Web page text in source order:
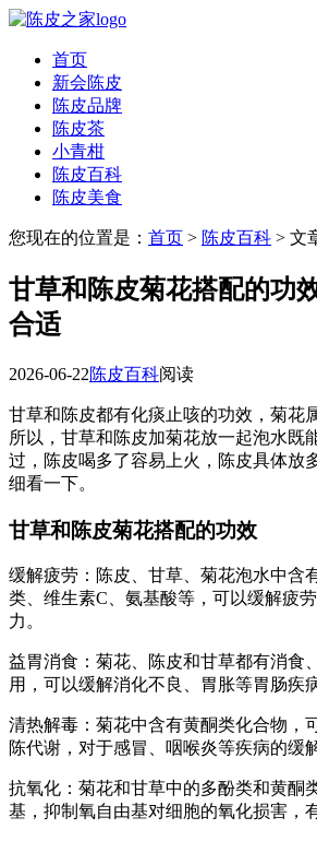
首页
新会陈皮
陈皮品牌
陈皮茶
小青柑
陈皮百科
陈皮美食
您现在的位置是： 首页 > 陈皮百科 > 文
甘草和陈皮菊花搭配的功
合适
2026-06-22陈皮百科阅读
甘草和陈皮都有化痰止咳的功效，菊花
所以，甘草和陈皮加菊花放一起泡水既
过，陈皮喝多了容易上火，陈皮具体放
细看一下。
甘草和陈皮菊花搭配的功效
缓解疲劳：陈皮、甘草、菊花泡水中含
类、维生素C、氨基酸等，可以缓解疲
力。
益胃消食：菊花、陈皮和甘草都有消食
用，可以缓解消化不良、胃胀等胃肠疾病
清热解毒：菊花中含有黄酮类化合物，
陈代谢，对于感冒、咽喉炎等疾病的缓
抗氧化：菊花和甘草中的多酚类和黄酮
基，抑制氧自由基对细胞的氧化损害，